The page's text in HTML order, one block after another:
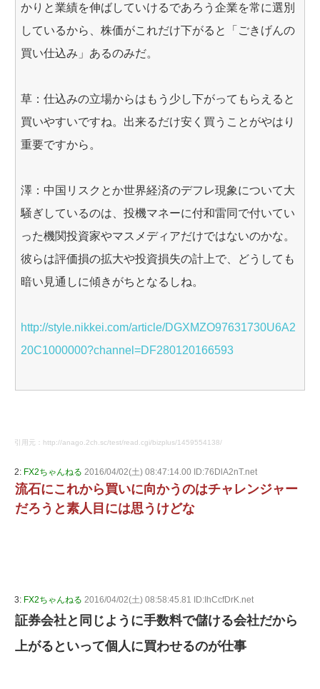
かりと業績を伸ばしていけるであろう企業を常に選別
しているから、株価がこれだけ下がると「ごきげんの
買い仕込み」あるのみだ。
草：仕込みの立場からはもう少し下がってもらえると
買いやすいですね。出来るだけ安く買うことがやはり
重要ですから。
澤：中国リスクとか世界経済のデフレ現象について大
騒ぎしているのは、投機マネーに付和雷同で付いてい
った機関投資家やマスメディアだけではないのかな。
彼らは評価損の拡大や投資損失の計上で、どうしても
暗い見通しに傾きがちとなるしね。
http://style.nikkei.com/article/DGXMZO97631730U6A2
20C1000000?channel=DF280120166593
引用元：http://anago.2ch.sc/test/read.cgi/bizplus/1459554138/
2: FX2ちゃんねる 2016/04/02(土) 08:47:14.00 ID:76DlA2nT.net
流石にこれから買いに向かうのはチャレンジャー
だろうと素人目には思うけどな
3: FX2ちゃんねる 2016/04/02(土) 08:58:45.81 ID:IhCcfDrK.net
証券会社と同じように手数料で儲ける会社だから
上がるといって個人に買わせるのが仕事